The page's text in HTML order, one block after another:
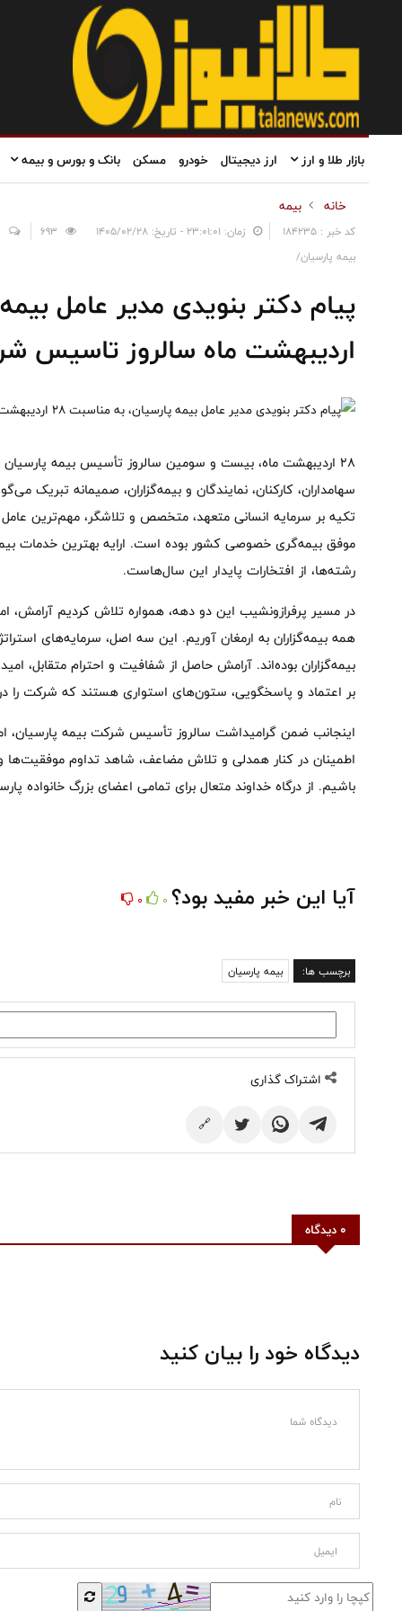
بازار طلا و ارز ارز دیجیتال خودرو مسکن بانک و بورس و بیمه
خانه بیمه
کد خبر : 184235 زمان: ۲۳:۰۱:۰۱ - تاریخ: ۱۴۰۵/۰۲/۲۸
بیمه پارسیان/
اردیبهشت ماه سالروز تاسیس
۲۸ اردیبهشت ماه، بیست و سومین سالروز تأسیس بیمه
سهامداران، کارکنان، نمایندگان و بیمه‌گزاران، صمیمانه
تکیه بر سرمایه انسانی متعهد، متخصص و تلاشگر، مهم‌ترین
موفق بیمه‌گری خصوصی کشور بوده است. ارایه بهترین خدمات
رشته‌ها، از افتخارات پایدار این سال‌هاست.
در مسیر پرفرازونشیب این دو دهه، همواره تلاش کردیم آرامش،
همه بیمه‌گزاران به ارمغان آوریم. این سه اصل، سرمایه‌های
بیمه‌گزاران بوده‌اند. آرامش حاصل از شفافیت و احترام متقابل،
بر اعتماد و پاسخگویی، ستون‌های استواری هستند که شرکت را
اینجانب ضمن گرامیداشت سالروز تأسیس شرکت بیمه پارسیان،
اطمینان در کنار همدلی و تلاش مضاعف، شاهد تداوم
باشیم. از درگاه خداوند متعال برای تمامی اعضای بزرگ خانواده
آیا این خبر مفید بود؟ 0
0
برچسب ها: بیمه پارسیان
اشتراک گذاری
🔗
0 دیدگاه
دیدگاه خود را بیان کنید